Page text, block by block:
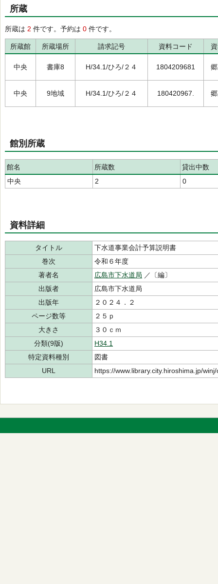
所蔵
所蔵は 2 件です。予約は 0 件です。
所蔵館 所蔵場所 請求記号 資料コード
中央 書庫8 H/34.1/ひろ/２４ 1804209681
中央 9地域 H/34.1/ひろ/２４ 180420967.
館別所蔵
館名 所蔵数
貸出中数
中央
2 0
資料詳細
タイトル
下水道事業会計予算説明書
巻次
令和６年度
著者名
広島市下水道局 ／〔編〕
出版者
広島市下水道局
出版年
２０２４．２
ページ数等
２５ｐ
大きさ
３０ｃｍ
分類(9版)
H34.1
特定資料種別
図書
URL
https://www.library.city.hiroshima.jp/